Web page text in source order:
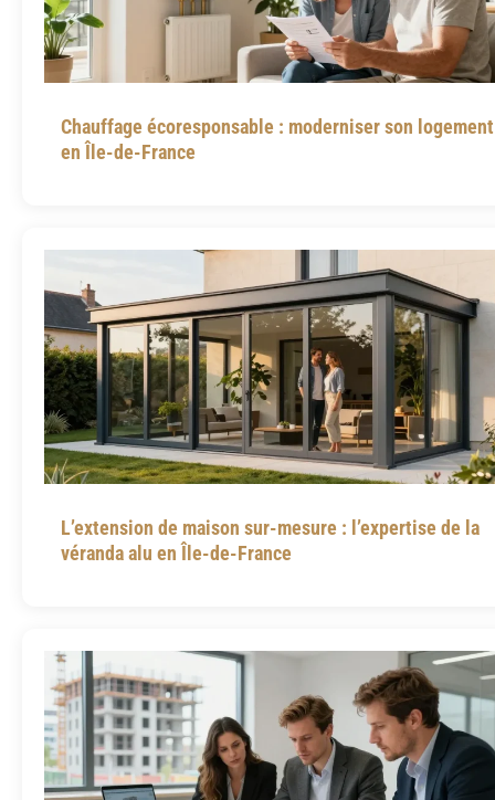
Chauffage écoresponsable : moderniser son logement
en Île-de-France
L’extension de maison sur-mesure : l’expertise de la
véranda alu en Île-de-France